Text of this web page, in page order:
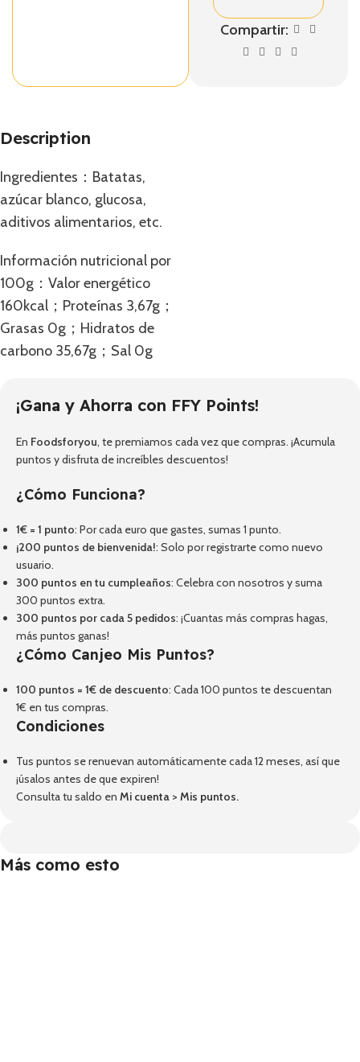
Compartir:
Description
Ingredientes：Batatas,
azúcar blanco, glucosa,
aditivos alimentarios, etc.
Información nutricional por
100g：Valor energético
160kcal；Proteínas 3,67g；
Grasas 0g；Hidratos de
carbono 35,67g；Sal 0g
¡Gana y Ahorra con FFY Points!
En Foodsforyou, te premiamos cada vez que compras. ¡Acumula
puntos y disfruta de increíbles descuentos!
¿Cómo Funciona?
1€ = 1 punto: Por cada euro que gastes, sumas 1 punto.
¡200 puntos de bienvenida!: Solo por registrarte como nuevo
usuario.
300 puntos en tu cumpleaños: Celebra con nosotros y suma
300 puntos extra.
300 puntos por cada 5 pedidos: ¡Cuantas más compras hagas,
más puntos ganas!
¿Cómo Canjeo Mis Puntos?
100 puntos = 1€ de descuento: Cada 100 puntos te descuentan
1€ en tus compras.
Condiciones
Tus puntos se renuevan automáticamente cada 12 meses, así que
¡úsalos antes de que expiren!
Consulta tu saldo en Mi cuenta > Mis puntos.
Más como esto